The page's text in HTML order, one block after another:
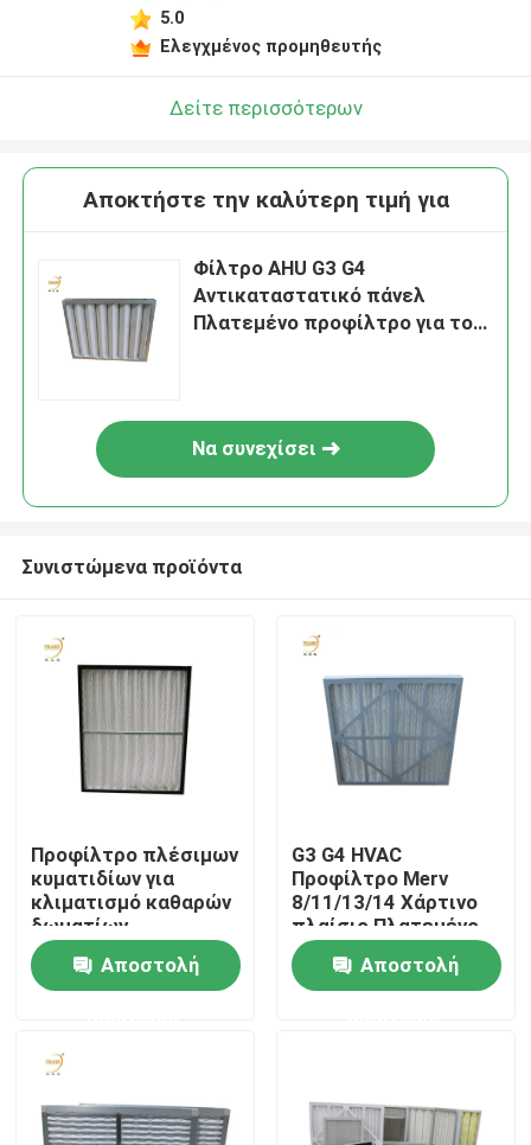
Αρχική Σελίδα
Προϊόντα
Βίντεο
5.0
Ελεγχμένος προμηθευτής
Δείτε περισσότερων
Αποκτήστε την καλύτερη τιμή για
Φίλτρο AHU G3 G4
Αντικαταστατικό πάνελ
Πλατεμένο προφίλτρο για το
Να συνεχίσει
Συνιστώμενα προϊόντα
Προφίλτρο πλέσιμων
κυματιδίων για
κλιματισμό καθαρών
δωματίων
Αποστολή
G3 G4 HVAC
Προφίλτρο Merv
8/11/13/14 Χάρτινο
πλαίσιο Πλατεμένο
φίλτρο αέρα για
σύστημα
κλιματισμού
Αποστολή